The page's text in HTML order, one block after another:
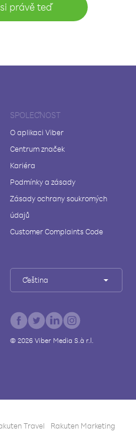
právě teď
SPOLEČNOST
O aplikaci Viber
Centrum značek
Kariéra
Podmínky a zásady
Zásady ochrany soukromých
údajů
Customer Complaints Code
Čeština
© 2026Viber Media S.à r.l.
Travel Rakuten Marketing